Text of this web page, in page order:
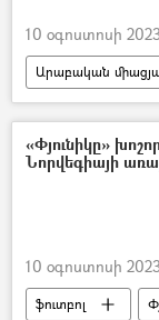
10 օգոստոսի
Արաբական
Հայաստան
Ադրբեջան
«Փյունիկը»
Նորվեգիայի
10 օգոստոսի
ֆուտբոլ